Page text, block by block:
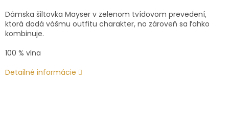
Dámska šiltovka Mayser v zelenom tvídovom prevedení,
ktorá dodá vášmu outfitu charakter, no zároveň sa ľahko
kombinuje.
100 % vlna
Detailné informácie